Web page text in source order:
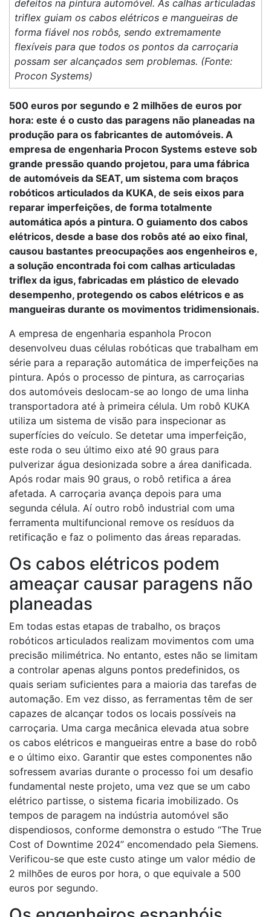
defeitos na pintura automóvel. As calhas articuladas
triflex guiam os cabos elétricos e mangueiras de
forma fiável nos robôs, sendo extremamente
flexíveis para que todos os pontos da carroçaria
possam ser alcançados sem problemas. (Fonte:
Procon Systems)
500 euros por segundo e 2 milhões de euros por
hora: este é o custo das paragens não planeadas na
produção para os fabricantes de automóveis. A
empresa de engenharia Procon Systems esteve sob
grande pressão quando projetou, para uma fábrica
de automóveis da SEAT, um sistema com braços
robóticos articulados da KUKA, de seis eixos para
reparar imperfeições, de forma totalmente
automática após a pintura. O guiamento dos cabos
elétricos, desde a base dos robôs até ao eixo final,
causou bastantes preocupações aos engenheiros e,
a solução encontrada foi com calhas articuladas
triflex da igus, fabricadas em plástico de elevado
desempenho, protegendo os cabos elétricos e as
mangueiras durante os movimentos tridimensionais.
A empresa de engenharia espanhola Procon
desenvolveu duas células robóticas que trabalham em
série para a reparação automática de imperfeições na
pintura. Após o processo de pintura, as carroçarias
dos automóveis deslocam-se ao longo de uma linha
transportadora até à primeira célula. Um robô KUKA
utiliza um sistema de visão para inspecionar as
superfícies do veículo. Se detetar uma imperfeição,
este roda o seu último eixo até 90 graus para
pulverizar água desionizada sobre a área danificada.
Após rodar mais 90 graus, o robô retifica a área
afetada. A carroçaria avança depois para uma
segunda célula. Aí outro robô industrial com uma
ferramenta multifuncional remove os resíduos da
retificação e faz o polimento das áreas reparadas.
Os cabos elétricos podem
ameaçar causar paragens não
planeadas
Em todas estas etapas de trabalho, os braços
robóticos articulados realizam movimentos com uma
precisão milimétrica. No entanto, estes não se limitam
a controlar apenas alguns pontos predefinidos, os
quais seriam suficientes para a maioria das tarefas de
automação. Em vez disso, as ferramentas têm de ser
capazes de alcançar todos os locais possíveis na
carroçaria. Uma carga mecânica elevada atua sobre
os cabos elétricos e mangueiras entre a base do robô
e o último eixo. Garantir que estes componentes não
sofressem avarias durante o processo foi um desafio
fundamental neste projeto, uma vez que se um cabo
elétrico partisse, o sistema ficaria imobilizado. Os
tempos de paragem na indústria automóvel são
dispendiosos, conforme demonstra o estudo “The True
Cost of Downtime 2024” encomendado pela Siemens.
Verificou-se que este custo atinge um valor médio de
2 milhões de euros por hora, o que equivale a 500
euros por segundo.